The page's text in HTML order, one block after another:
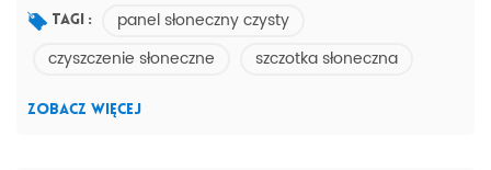
osobiste podczas sprzątania. Zabrania się wchodzenia na
dach skośny bez zabezpieczenia przed upadkiem. Drugim
jest użycie miękkich narzędzi czyszczących, aby zapobiec
zarysowaniom na szkle elementu. Uważaj, aby nie myć
elementów akumulatora gorącą...
Tagi :
panel słoneczny czysty
czyszczenie słoneczne
szczotka słoneczna
ZOBACZ WIĘCEJ